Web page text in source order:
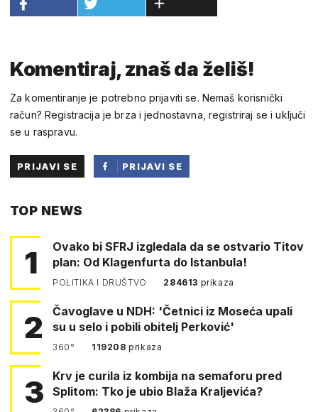
Komentiraj, znaš da želiš!
Za komentiranje je potrebno prijaviti se. Nemaš korisnički
račun? Registracija je brza i jednostavna, registriraj se i uključi
se u raspravu.
PRIJAVI SE
PRIJAVI SE
TOP NEWS
1
Ovako bi SFRJ izgledala da se ostvario Titov
plan: Od Klagenfurta do Istanbula!
POLITIKA I DRUŠTVO 284613 prikaza
2
Čavoglave u NDH: 'Četnici iz Moseća upali
su u selo i pobili obitelj Perković'
360° 119208prikaza
3
Krv je curila iz kombija na semaforu pred
Splitom: Tko je ubio Blaža Kraljevića?